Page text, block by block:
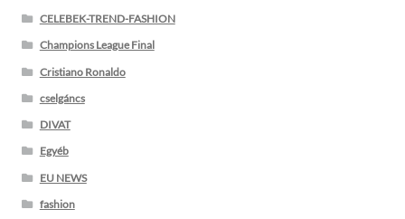
CELEBEK-TREND-FASHION
Champions League Final
Cristiano Ronaldo
cselgáncs
DIVAT
Egyéb
EU NEWS
fashion